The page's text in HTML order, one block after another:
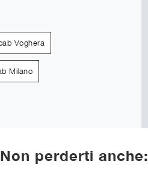
Voghera
Milano
Non perderti anche: